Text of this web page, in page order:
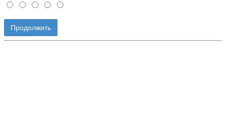
Продолжить